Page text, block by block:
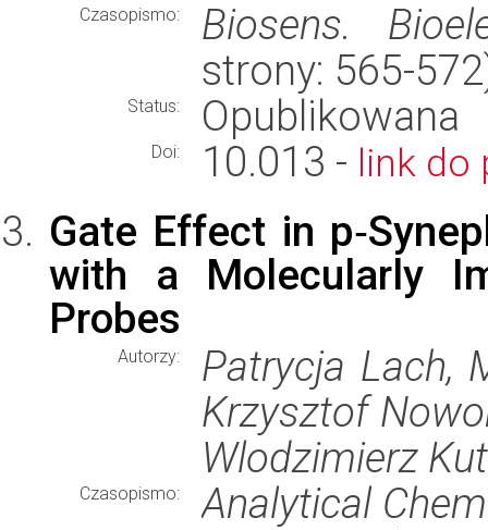
Czasopismo:
Biosens.
strony: 565-
Status: Opublikowana
Doi: 10.013 - link do
Gate Effect in
with a Molecularly
Probes
Autorzy:
Patrycja Lach,
Krzysztof
Wlodzimierz
Czasopismo:
Analytical